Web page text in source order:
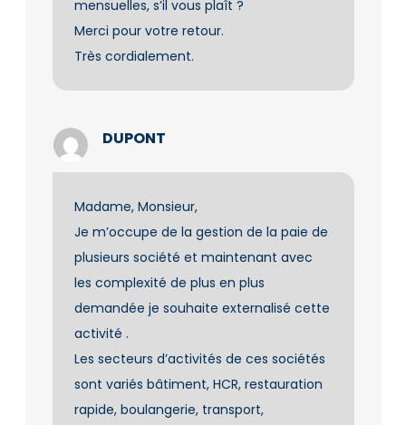
mensuelles, s’il vous plaît ?
Merci pour votre retour.
Très cordialement.
DUPONT
Madame, Monsieur,
Je m’occupe de la gestion de la paie de
plusieurs société et maintenant avec
les complexité de plus en plus
demandée je souhaite externalisé cette
activité .
Les secteurs d’activités de ces sociétés
sont variés bâtiment, HCR, restauration
rapide, boulangerie, transport,